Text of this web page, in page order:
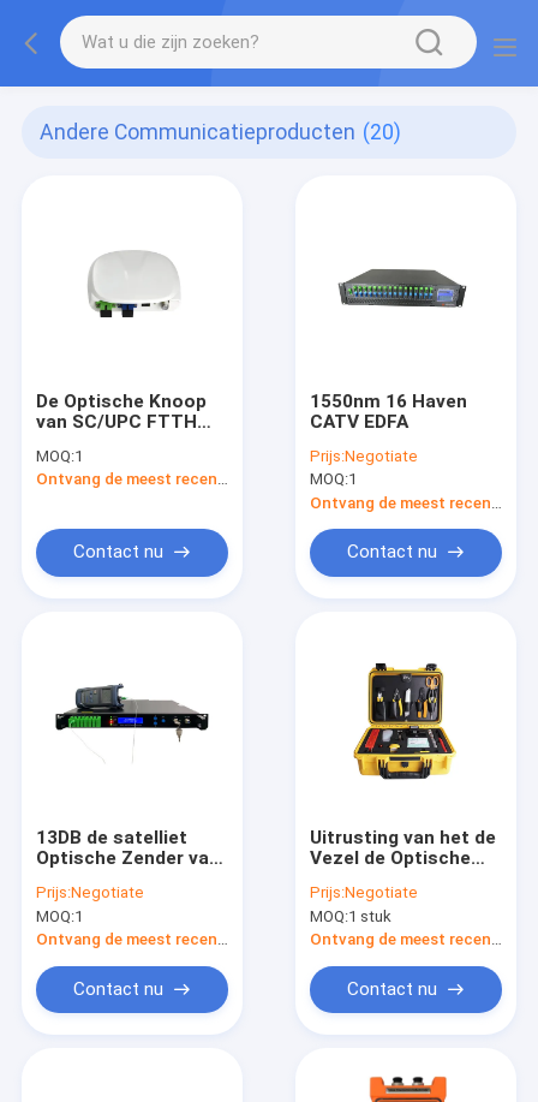
Andere Communicatieproducten (20)
De Optische Knoop
van SC/UPC FTTH
MOQ:1
Ontvang de meest recente Prijs
Contact nu
1550nm 16 Haven
CATV EDFA
Prijs:Negotiate
MOQ:1
Contact nu
13DB de satelliet
Optische Zender van
Prijs:Negotiate
MOQ:1
Contact nu
Uitrusting van het de
Vezel de Optische
FTTB
Prijs:Negotiate
MOQ:1 stuk
Contact nu